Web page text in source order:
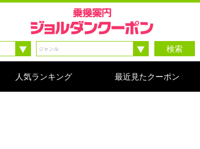
検索
人気ランキング 最近見たクーポン